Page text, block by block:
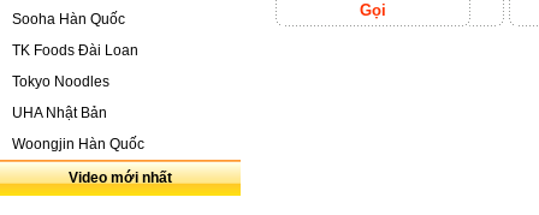
Sooha Hàn Quốc
TK Foods Đài Loan
Tokyo Noodles
UHA Nhật Bản
Woongjin Hàn Quốc
Video mới nhất
Gọi